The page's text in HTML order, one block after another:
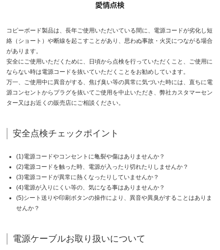
コピーボード製品は、長年ご使用いただいている間に、電源コードが劣化し短
絡（ショート）や断線を起こすことがあり、思わぬ事故・火災につながる場合
があります。
安全にご使用いただくために、日頃から点検を行っていただくこと、ご使用に
ならない時は電源コードを抜いていただくことをお勧めしています。
万一、ご使用中に異音がする、焦げ臭い等の異常に気づいた時には、直ちに電
源コンセントからプラグを抜いてご使用を中止いただき、弊社カスタマーセン
ター又はお近くの販売店にご相談ください。
安全点検チェックポイント
(1)電源コードやコンセントに亀裂や傷はありませんか？
(2)電源コードを触った時、電源が入ったり切れたりしませんか？
(3)電源コードが異常に熱くなったりしていませんか？
(4)電源が入りにくい等の、気になる事はありませんか？
(5)シート送りや印刷ボタンの操作により、異音や異臭がすることはありま
せんか？
電源ケーブルお取り扱いについて